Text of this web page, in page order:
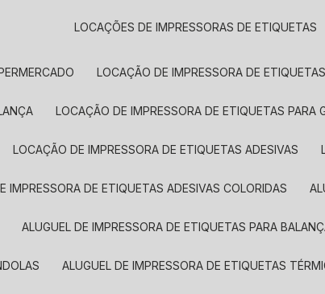
LOCAÇÕES DE IMPRESSORAS DE ETIQUETAS
LOCAÇÃO DE IMPRESSORA DE
LOCAÇÃO DE IMPRESSORA DE ETIQUETAS PARA
LOCAÇÃO DE IMPRESSORA DE ETIQUETAS ADESIVAS
IMPRESSORA DE ETIQUETAS ADESIVAS COLORIDAS
ALUGUEL DE IMPRESSORA DE ETIQUETAS PARA
ALUGUEL DE IMPRESSORA DE ETIQUETAS